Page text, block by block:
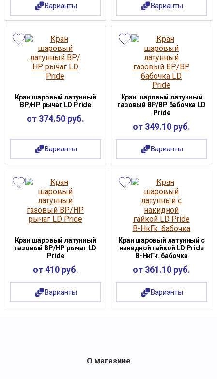
Варианты Варианты
Кран шаровый латунный
ВР/НР рычаг LD Pride
от 374.50 руб.
Варианты
Кран шаровый латунный
газовый ВР/ВР бабочка LD
Pride
от 349.10 руб.
Варианты
Кран шаровый латунный
газовый ВР/НР рычаг LD
Pride
от 410 руб.
Варианты
Кран шаровый латунный с
накидной гайкой LD Pride
В-НкГк. бабочка
от 361.10 руб.
Варианты
О магазине